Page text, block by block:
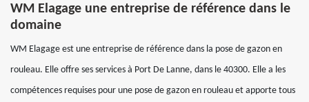
WM Elagage une entreprise de référence dans le
domaine
WM Elagage est une entreprise de référence dans la pose de gazon en
rouleau. Elle offre ses services à Port De Lanne, dans le 40300. Elle a les
compétences requises pour une pose de gazon en rouleau et apporte tous